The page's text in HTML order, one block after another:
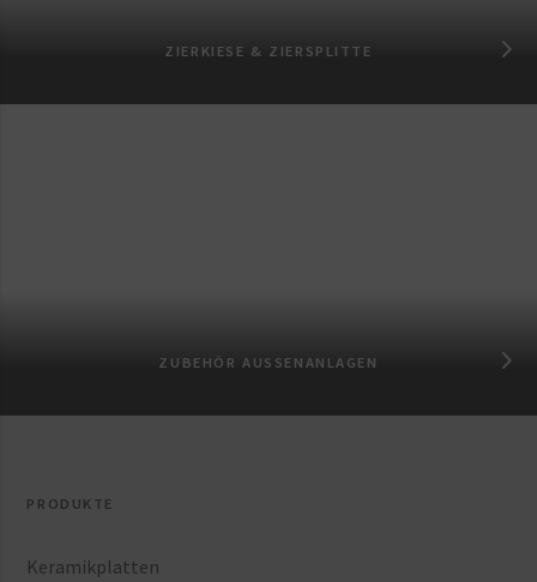
ZIERKIESE & ZIERSPLITTE
ZUBEHÖR AUSSENANLAGEN
PRODUKTE
Keramikplatten